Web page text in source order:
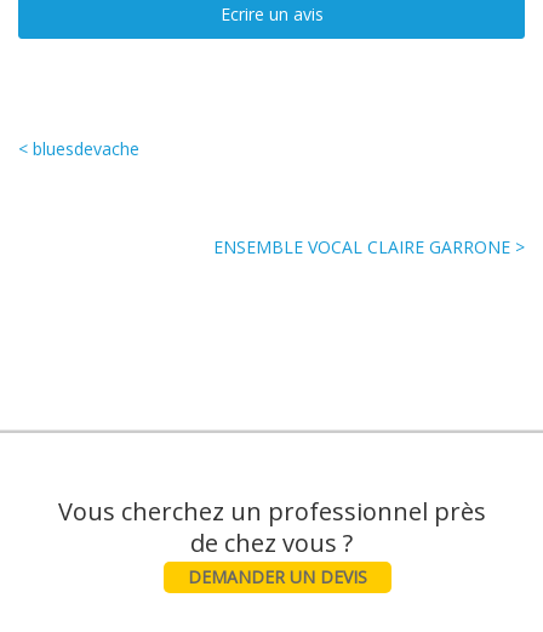
Ecrire un avis
< bluesdevache
ENSEMBLE VOCAL CLAIRE GARRONE >
Vous cherchez un professionnel près
DEMANDER UN DEVIS